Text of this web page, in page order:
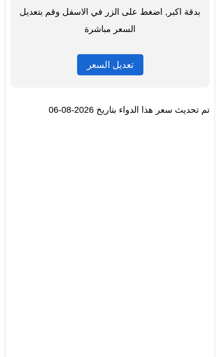
بدقة اكبر, اضغط على الزر في الاسفل وقم بتعديل
السعر مباشرة
تعديل السعر
تم تحديث سعر هذا الدواء بتاريخ 2026-08-06